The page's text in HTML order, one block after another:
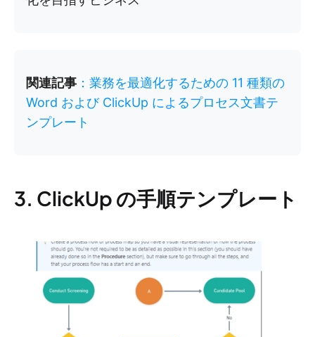
関連記事 ：業務を最適化するための 11 種類の
Word および ClickUp によるプロセス文書テ
ンプレート
3. ClickUp の手順テンプレート